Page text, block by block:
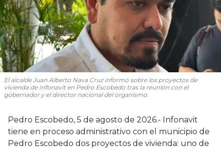
El alcalde Juan Alberto Nava Cruz informó sobre los proyectos de
vivienda de Infonavit en Pedro Escobedo tras la reunión con el
gobernador y el director nacional del organismo.
Pedro Escobedo, 5 de agosto de 2026.- Infonavit
tiene en proceso administrativo con el municipio de
Pedro Escobedo dos proyectos de vivienda: uno de